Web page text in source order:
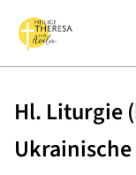
Hl. Liturgie